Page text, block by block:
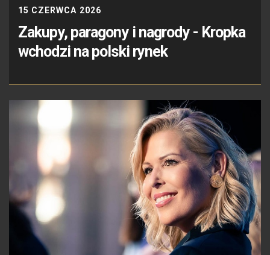
15 CZERWCA 2026
Zakupy, paragony i nagrody - Kropka
wchodzi na polski rynek